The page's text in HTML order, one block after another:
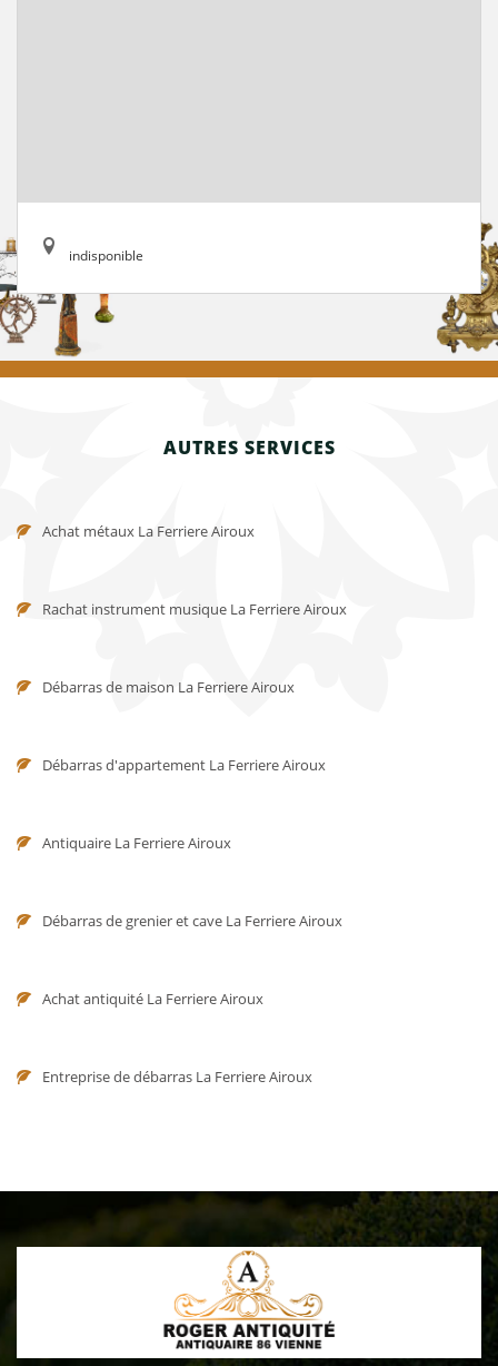
indisponible
AUTRES SERVICES
Achat métaux La Ferriere Airoux
Rachat instrument musique La Ferriere Airoux
Débarras de maison La Ferriere Airoux
Débarras d'appartement La Ferriere Airoux
Antiquaire La Ferriere Airoux
Débarras de grenier et cave La Ferriere Airoux
Achat antiquité La Ferriere Airoux
Entreprise de débarras La Ferriere Airoux